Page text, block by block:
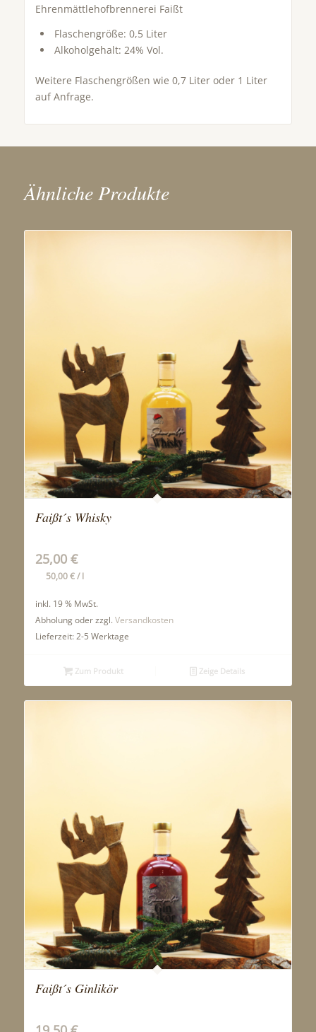
Ehrenmättlehofbrennerei Faißt
Flaschengröße: 0,5 Liter
Alkoholgehalt: 24% Vol.
Weitere Flaschengrößen wie 0,7 Liter oder 1 Liter
auf Anfrage.
Ähnliche Produkte
Faißt´s Whisky
25,00 €
50,00€/l
inkl. 19 % MwSt.
Abholung oder zzgl. Versandkosten
Lieferzeit:2-5 Werktage
Zum Produkt Zeige Details
Faißt´s Ginlikör